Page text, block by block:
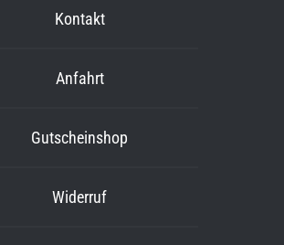
Kontakt
Anfahrt
Gutscheinshop
Widerruf